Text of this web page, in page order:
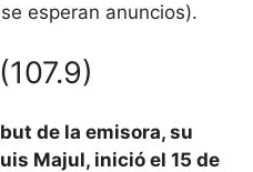
esperan anuncios).
de la emisora, su
Majul, inició el 15 de